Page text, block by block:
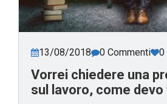
13/08/2018 0 Commenti 0
Vorrei chiedere una
sul lavoro, come